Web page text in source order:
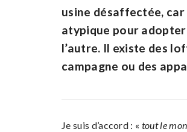
usine désaffectée, car
atypique pour
l’autre. Il existe des
campagne ou des
Je suis d’accord : « tout le